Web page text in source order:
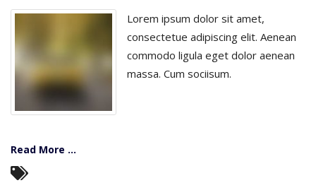
Lorem ipsum dolor sit amet,
consectetue adipiscing elit. Aenean
commodo ligula eget dolor aenean
massa. Cum sociisum.
Read More ...